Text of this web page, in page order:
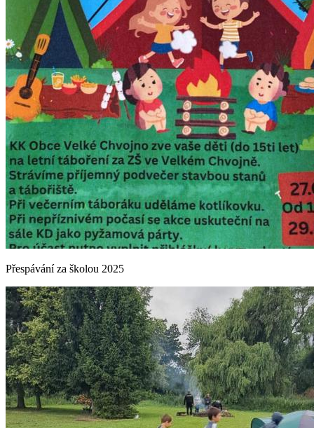
Přespávání za školou 2025